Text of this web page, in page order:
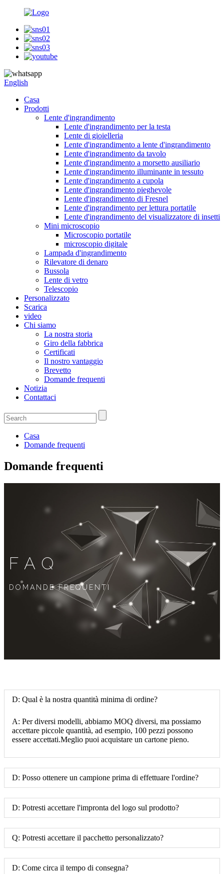
English
Casa
Prodotti
Lente d'ingrandimento
Lente d'ingrandimento per la testa
Lente di gioielleria
Lente d'ingrandimento a lente d'ingrandimento
Lente d'ingrandimento da tavolo
Lente d'ingrandimento a morsetto ausiliario
Lente d'ingrandimento illuminante in tessuto
Lente d'ingrandimento a cupola
Lente d'ingrandimento pieghevole
Lente d'ingrandimento di Fresnel
Lente d'ingrandimento per lettura portatile
Lente d'ingrandimento del visualizzatore di insetti
Mini microscopio
Microscopio portatile
microscopio digitale
Lampada d'ingrandimento
Rilevatore di denaro
Bussola
Lente di vetro
Telescopio
Personalizzato
Scarica
video
Chi siamo
La nostra storia
Giro della fabbrica
Certificati
Il nostro vantaggio
Brevetto
Domande frequenti
Notizia
Contattaci
Casa
Domande frequenti
Domande frequenti
FAQ
DOMANDE FREQUENTI
D: Qual è la nostra quantità minima di ordine?
A: Per diversi modelli, abbiamo MOQ diversi, ma possiamo
accettare piccole quantità, ad esempio, 100 pezzi possono
essere accettati.Meglio puoi acquistare un cartone pieno.
D: Posso ottenere un campione prima di effettuare l'ordine?
D: Potresti accettare l'impronta del logo sul prodotto?
Q: Potresti accettare il pacchetto personalizzato?
D: Come circa il tempo di consegna?